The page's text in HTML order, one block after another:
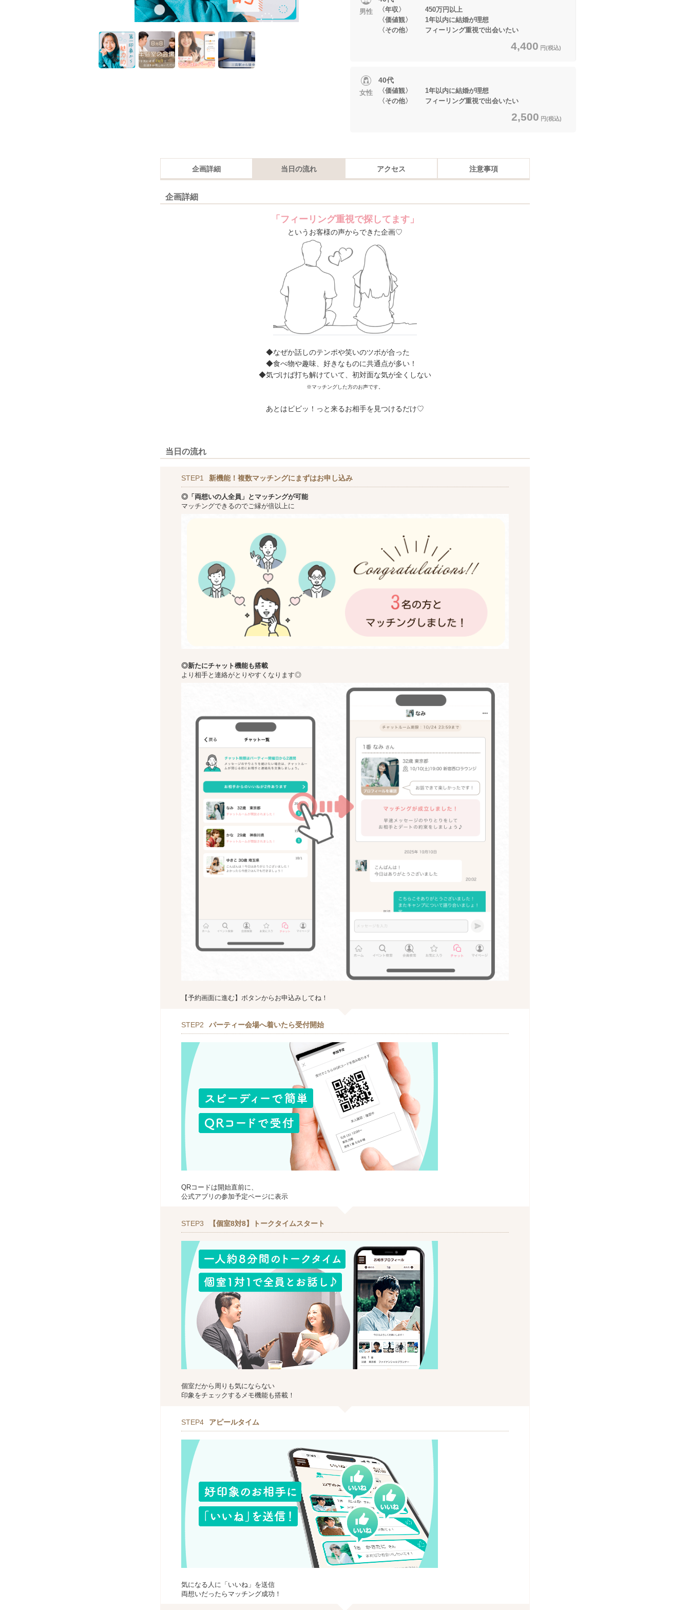
男性
〈年収〉 450万円以上
〈価値観〉 1年以内に結婚が理想
〈その他〉 フィーリング重視で出会いたい
4,400 円(税込)
女性
40代
〈価値観〉 1年以内に結婚が理想
〈その他〉 フィーリング重視で出会いたい
2,500 円(税込)
企画詳細 当日の流れ アクセス 注意事項
企画詳細
「フィーリング重視で探してます」
というお客様の声からできた企画♡
◆なぜか話しのテンポや笑いのツボが合った
◆食べ物や趣味、好きなものに共通点が多い！
◆気づけば打ち解けていて、初対面な気が全くしない
※マッチングした方のお声です。
あとはビビッ！っと来るお相手を見つけるだけ♡
当日の流れ
STEP1 新機能！複数マッチングにまずはお申し込み
◎「両想いの人全員」とマッチングが可能
マッチングできるのでご縁が倍以上に
◎新たにチャット機能も搭載
より相手と連絡がとりやすくなります◎
【予約画面に進む】ボタンからお申込みしてね！
STEP2 パーティー会場へ着いたら受付開始
QRコードは開始直前に、
公式アプリの参加予定ページに表示
STEP3 【個室8対8】トークタイムスタート
個室だから周りも気にならない
印象をチェックするメモ機能も搭載！
STEP4 アピールタイム
気になる人に「いいね」を送信
両想いだったらマッチング成功！